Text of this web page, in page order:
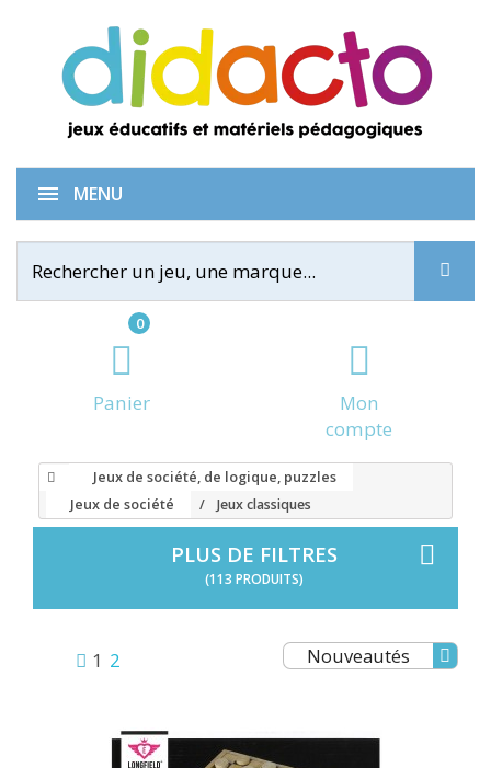
0
Panier
Mon
compte
MENU
Jeux de société, de logique, puzzles
Jeux de société
Jeux classiques
PLUS DE FILTRES
(113 PRODUITS)
1 2 Nouveautés